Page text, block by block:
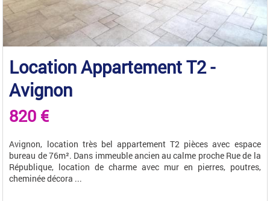
Location Appartement T2 -
Avignon
820 €
Avignon, location très bel appartement T2 pièces avec espace
bureau de 76m². Dans immeuble ancien au calme proche Rue de la
République, location de charme avec mur en pierres, poutres,
cheminée décora ...